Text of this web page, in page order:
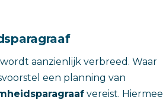
aanzienlijk verbreed. Waar
een planning van
vereist. Hiermee